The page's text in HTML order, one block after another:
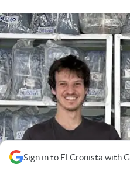
Sign in to El Cronista with